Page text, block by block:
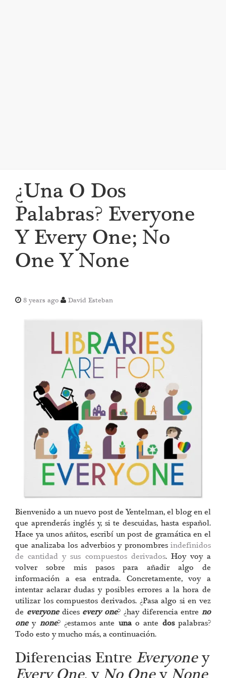
¿Una O Dos
Palabras? Everyone
Y Every One; No
One Y None
8 years ago David Esteban
Bienvenido a un nuevo post de Yentelman, el blog en el
que aprenderás inglés y, si te descuidas, hasta español.
Hace ya unos añitos, escribí un post de gramática en el
que analizaba los adverbios y pronombres indefinidos
de cantidad y sus compuestos derivados. Hoy voy a
volver sobre mis pasos para añadir algo de
información a esa entrada. Concretamente, voy a
intentar aclarar dudas y posibles errores a la hora de
utilizar los compuestos derivados. ¿Pasa algo si en vez
de everyone dices every one? ¿hay diferencia entre no
one y none? ¿estamos ante unao ante dospalabras?
Todo esto y mucho más, a continuación.
Diferencias Entre Everyoney